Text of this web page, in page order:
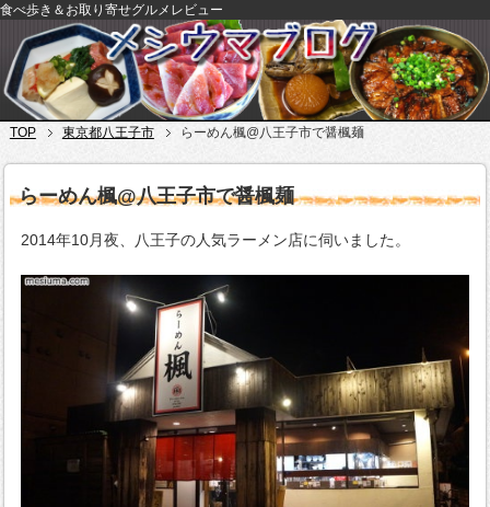
食べ歩き＆お取り寄せグルメレビュー
TOP 東京都八王子市 らーめん楓@八王子市で醤楓麺
らーめん楓@八王子市で醤楓麺
2014年10月夜、八王子の人気ラーメン店に伺いました。